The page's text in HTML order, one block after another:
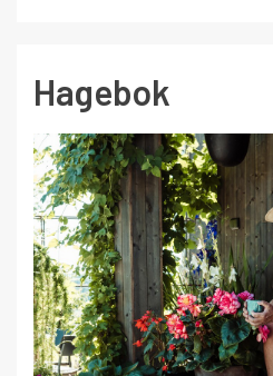
Hagebok